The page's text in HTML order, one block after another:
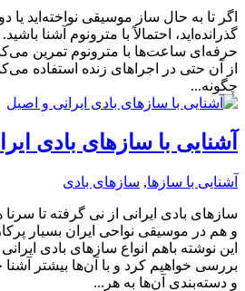
اگر تا به حال ساز موسیقی نواخته‌اید یا
گذرانده‌اید، احتمالاً با مترونوم آشنا
حرفه‌ای ساعت‌ها با مترونوم تمرین
از آن حتی در اجراهای زنده استفاده
چگونه...
آشنایی با سازهای بادی
آشنایی با سازها, سازهای بادی
سازهای بادی ایرانی از نی گرفته تا
و هم در موسیقی نواحی ایران بسیار
این نوشته باهم انواع سازهای بادی
بررسی خواهیم کرد و با آن‌ها بیشتر
و دسته‌بندی آن‌ها به هر...